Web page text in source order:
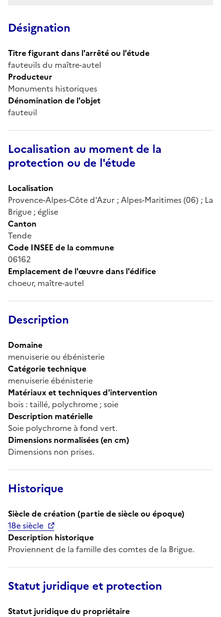
Désignation
Titre figurant dans l'arrêté ou l'étude
fauteuils du maître-autel
Producteur
Monuments historiques
Dénomination de l'objet
fauteuil
Localisation au moment de la
protection ou de l'étude
Localisation
Provence-Alpes-Côte d'Azur ; Alpes-Maritimes (06) ; La
Brigue ; église
Canton
Tende
Code INSEE de la commune
06162
Emplacement de l'œuvre dans l'édifice
choeur, maître-autel
Description
Domaine
menuiserie ou ébénisterie
Catégorie technique
menuiserie ébénisterie
Matériaux et techniques d'intervention
bois : taillé, polychrome ; soie
Description matérielle
Soie polychrome à fond vert.
Dimensions normalisées (en cm)
Dimensions non prises.
Historique
Siècle de création (partie de siècle ou époque)
18e siècle
Description historique
Proviennent de la famille des comtes de la Brigue.
Statut juridique et protection
Statut juridique du propriétaire